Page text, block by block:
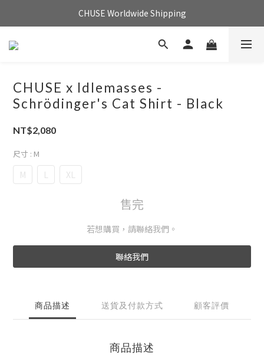
CHUSE Worldwide Shipping
CHUSE x Idlemasses -
Schrödinger's Cat Shirt - Black
NT$2,080
尺寸 : M
M L XL
售完
若想購買，請聯絡我們。
聯絡我們
商品描述 送貨及付款方式 顧客評價
商品描述